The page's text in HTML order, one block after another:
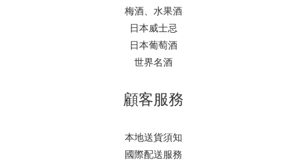
梅酒、水果酒
日本威士忌
日本葡萄酒
世界名酒
顧客服務
本地送貨須知
國際配送服務